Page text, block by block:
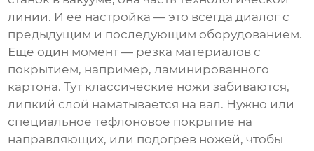
линии. И ее настройка — это всегда диалог с
предыдущим и последующим оборудованием.
Еще один момент — резка материалов с
покрытием, например, ламинированного
картона. Тут классические ножи забиваются,
липкий слой наматывается на вал. Нужно или
специальное тефлоновое покрытие на
направляющих, или подогрев ножей, чтобы